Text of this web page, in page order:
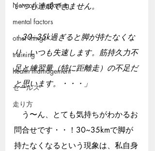
Network marketing
mental factors
other things
training
health mamagement
セールス
走り方
いつも達成できません。
30~35k過ぎると脚が持たなくな
り、いつも失速します。筋持久力不
足と練習量（特に距離走）の不足だ
と思います。・・・」
う〜ん、とても気持ちがわかるお
問合せです・・！30~35kmで脚が
持たなくなるという現象は、私自身